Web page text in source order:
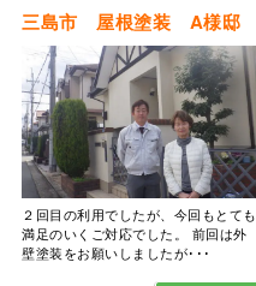
三島市 屋根塗装 A様邸
２回目の利用でしたが、今回もとても
満足のいくご対応でした。 前回は外
壁塗装をお願いしましたが･･･